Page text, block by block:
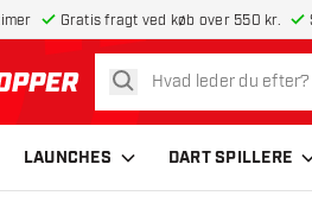
Gratis fragt ved køb over 550 kr.
til forsiden
søg
LAUNCHES DART SPILLERE